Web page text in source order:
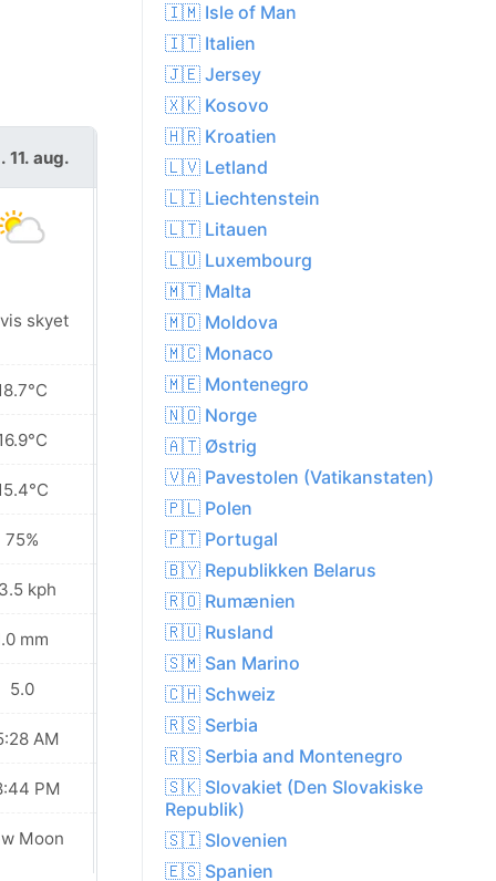
11. aug.
skyet
75%
kph
mm
5.0
AM
PM
Moon
ons. 12. aug.
Solskin
18.4°C
17.3°C
16.5°C
68%
19.1 kph
0.0 mm
5.0
05:30 AM
08:42 PM
New Moon
🇮🇲 Isle of Man
🇮🇹 Italien
🇯🇪 Jersey
🇽🇰 Kosovo
🇭🇷 Kroatien
🇱🇻 Letland
🇱🇮 Liechtenstein
🇱🇹 Litauen
🇱🇺 Luxembourg
🇲🇹 Malta
🇲🇩 Moldova
🇲🇨 Monaco
🇲🇪 Montenegro
🇳🇴 Norge
🇦🇹 Østrig
🇻🇦 Pavestolen (Vatikanstaten)
🇵🇱 Polen
🇵🇹 Portugal
🇧🇾 Republikken Belarus
🇷🇴 Rumænien
🇷🇺 Rusland
🇸🇲 San Marino
🇨🇭 Schweiz
🇷🇸 Serbia
🇷🇸 Serbia and Montenegro
🇸🇰 Slovakiet (Den Slovakiske
Republik)
🇸🇮 Slovenien
🇪🇸 Spanien